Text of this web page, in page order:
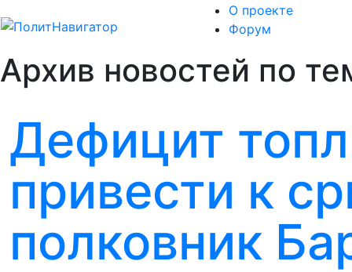
О проекте
Форум
Архив новостей по
Дефицит
привести к
полковник